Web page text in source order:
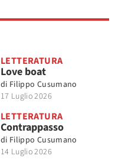
LETTERATURA
Love boat
di Filippo Cusumano
17 Luglio 2026
LETTERATURA
Contrappasso
di Filippo Cusumano
14 Luglio 2026